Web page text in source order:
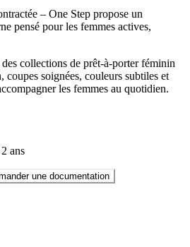
– One Step propose un
pensé pour les femmes actives,
collections de prêt-à-porter féminin
coupes soignées, couleurs subtiles et
les femmes au quotidien.
ans
une documentation